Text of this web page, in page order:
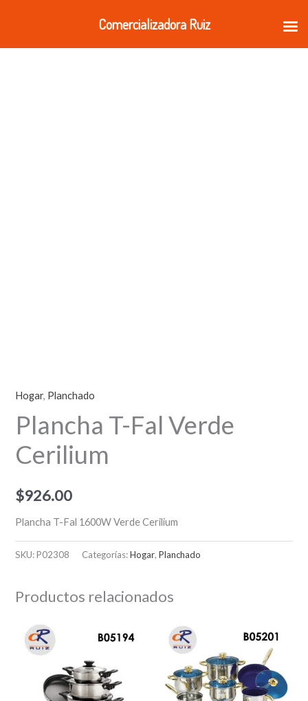
contenido
Hogar, Planchado
Plancha T-Fal Verde
Cerilium
$926.00
Plancha T-Fal 1600W Verde Cerilium
SKU:P02308 Categorías:Hogar,Planchado
Productos relacionados
Comercializadora Ruiz